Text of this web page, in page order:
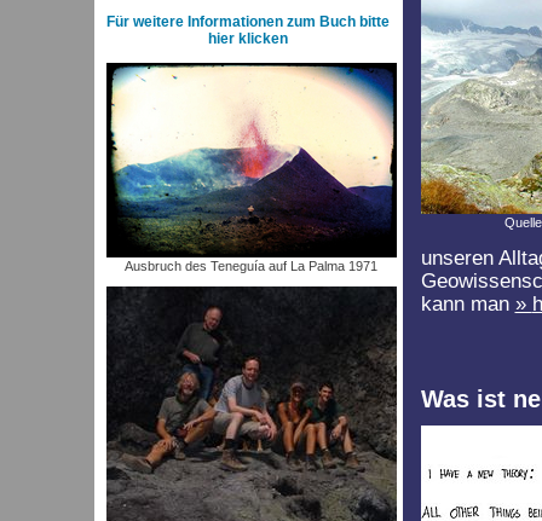
Für weitere Informationen zum Buch bitte
hier klicken
Ausbruch des Teneguía auf La Palma 1971
unseren
kann man
Was ist